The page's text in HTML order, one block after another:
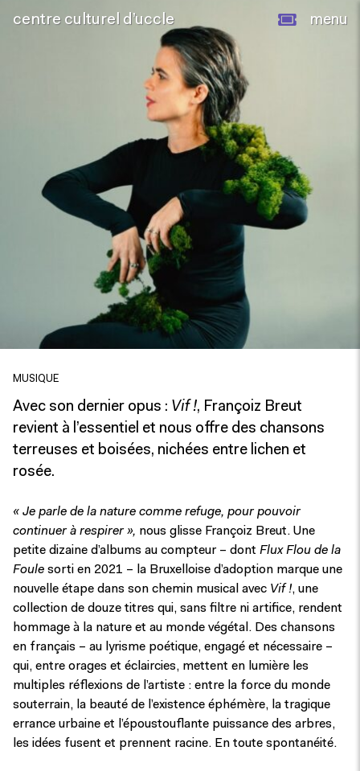
centre culturel d’uccle menu
MUSIQUE
Avec son dernier opus : Vif !, Françoiz Breut
revient à l’essentiel et nous offre des chansons
terreuses et boisées, nichées entre lichen et
rosée.
« Je parle de la nature comme refuge, pour pouvoir
continuer à respirer », nous glisse Françoiz Breut. Une
petite dizaine d’albums au compteur – dont Flux Flou de la
Foule sorti en 2021 – la Bruxelloise d’adoption marque une
nouvelle étape dans son chemin musical avec Vif !, une
collection de douze titres qui, sans filtre ni artifice, rendent
hommage à la nature et au monde végétal. Des chansons
en français – au lyrisme poétique, engagé et nécessaire –
qui, entre orages et éclaircies, mettent en lumière les
multiples réflexions de l’artiste : entre la force du monde
souterrain, la beauté de l’existence éphémère, la tragique
errance urbaine et l’époustouflante puissance des arbres,
les idées fusent et prennent racine. En toute spontanéité.